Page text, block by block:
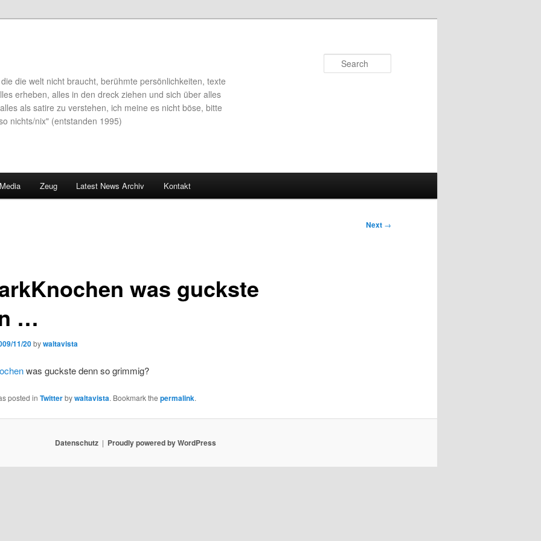
die welt nicht braucht, berühmte persönlichkeiten, texte
erheben, alles in den dreck ziehen und sich über alles
als satire zu verstehen, ich meine es nicht böse, bitte
nichts/nix" (entstanden 1995)
Zeug Latest News Archiv Kontakt
Next →
was guckste
…
11/20bywaltavista
was guckste denn so grimmig?
posted in Twitterbywaltavista. Bookmark the permalink.
Datenschutz Proudly powered by WordPress